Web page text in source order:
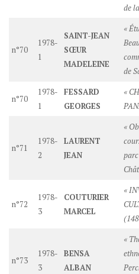
de
n°70
1978-
1
SAINT-JEAN
SŒUR
MADELEINE
«
de
n°70
1978-
1
FESSARD
GEORGES
«
n°71
1978-
2
LAURENT
JEAN
«
n°72
1978-
3
COUTURIER
MARCEL
«
n°73
1978-
3
BENSA
ALBAN
«